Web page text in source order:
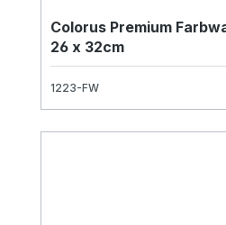
Colorus Premium
26 x 32cm
1223-FW